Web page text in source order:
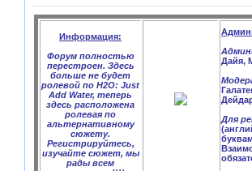
Информация:
Форум полностью
перестроен. Здесь
больше не будет
ролевой по H2O: Just
Add Water, теперь
здесь расположена
ролевая по
альтернативному
сюжету.
Регистрируйтесь,
изучайте сюжет, мы
рады всем
Дайя,
Для